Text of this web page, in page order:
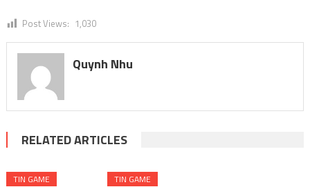
Post Views: 1,030
Quynh Nhu
RELATED ARTICLES
TIN GAME TIN GAME